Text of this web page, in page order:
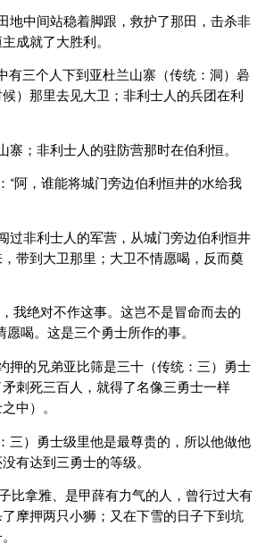
地中间站稳着脚跟，救护了那田，击杀非
成就了大胜利。
有三个人下到亚杜兰山寨（传统：洞）碞
）那里去见大卫；非利士人的兵团在利
寨；非利士人的驻防营那时在伯利恒。
“阿，谁能将城门旁边伯利恒井的水给我
过非利士人的军营，从城门旁边伯利恒井
带到大卫那里；大卫不情愿喝，反而奠
我绝对不作这事。这岂不是冒命而去的
愿喝。这是三个勇士所作的事。
押的兄弟亚比筛是三十（传统：三）勇士
刺死三百人，就得了名像三勇士一样
中）。
三）勇士级里他是最尊贵的，所以他做他
有达到三勇士的等级。
比拿雅、是甲薛有力气的人，曾行过大有
摩押两只小狮；又在下雪的日子下到坑